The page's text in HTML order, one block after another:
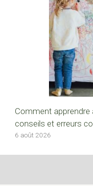
Comment apprendre
conseils et erreurs
6 août 2026